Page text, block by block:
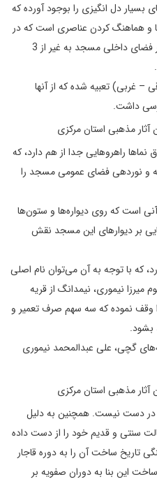
کناری، فضای بسیار دل ‌انگیزی را بوجود آورده که
هماهنگ کردن عناصری است که در
فضای مسجد دیده می‌شود. دور تا دور فضای داخلی مسجد به غیر از 3
– غربی) تعبیه شده که از آنها
داشت.
راهروهایی جدا از هم دارد، که
و نوردهی فضای عمومی مسجد را
است که روی دیواره‌ها و ستون‌ها
بر دیوارهای این مسجد نقش
که با توجه به آن می‌توان نام اصلی
نیموری، نیمدانگ از قریه
وقف نموده که سه سهم صرف تعمیر و
گچی، علی عبدالمحمد نیموری
در دست نیست. همچنین به دلیل
سنتی و قدیم خود را از دست داده
تاریخ ساخت آن را به دوره قاجار
این بنا به دوران صفویه بر